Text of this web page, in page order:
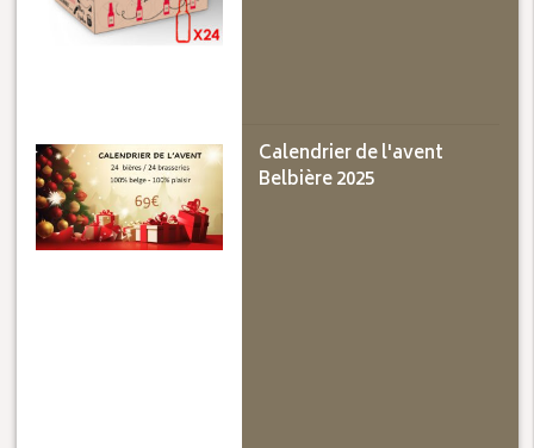
Calendrier de l'avent
Belbière 2025